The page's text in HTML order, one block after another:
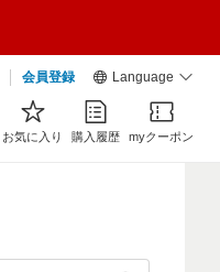
会員登録 Language
お気に入り 購入履歴 myクーポン